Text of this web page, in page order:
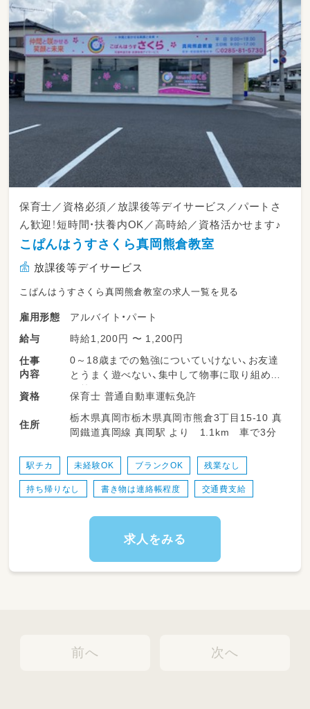
保育士／資格必須／放課後等デイサービス／パートさ
ん歓迎！短時間・扶養内OK／高時給／資格活かせます♪
こぱんはうすさくら真岡熊倉教室
放課後等デイサービス
こぱんはうすさくら真岡熊倉教室の求人一覧を見る
雇用形態
アルバイト・パート
給与
時給1,200円 〜 1,200円
仕事
内容
0～18歳までの勉強についていけない、お友達
とうまく遊べない、集中して物事に取り組めな
い等
発達、成長・障がいを持ったお子さまに対しての
支援をお願いします
■ 歌・絵・工作などの遊び支援
■ スケジュール・名簿管理
■ 保護者対応（日々の様子の共有）
■ 日報作成（PC入力）
■ 送迎業務（小学校または自宅への送迎慣れて
資格 保育士 普通自動車運転免許
住所
栃木県真岡市栃木県真岡市熊倉3丁目15-10 真
岡鐵道真岡線 真岡駅 より 1.1km 車で3分
駅チカ 未経験OK ブランクOK 残業なし
持ち帰りなし 書き物は連絡帳程度 交通費支給
求人をみる
前へ 次へ